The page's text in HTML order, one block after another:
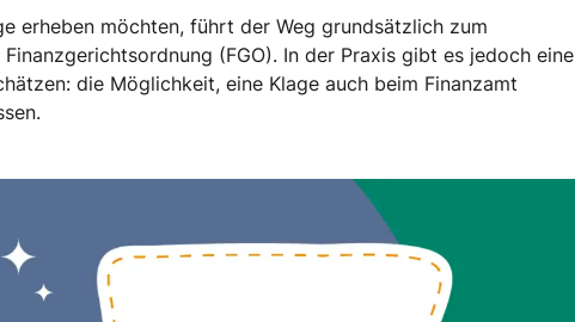
erheben möchten, führt der Weg grundsätzlich zum
(FGO). In der Praxis gibt es jedoch eine
die Möglichkeit, eine Klage auch beim Finanzamt